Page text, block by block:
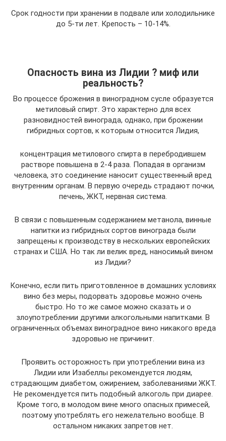
Срок годности при хранении в подвале или холодильнике
до 5-ти лет. Крепость – 10-14%.
Опасность вина из Лидии ? миф или
реальность?
Во процессе брожения в виноградном сусле образуется
метиловый спирт. Это характерно для всех
разновидностей винограда, однако, при брожении
гибридных сортов, к которым относится Лидия,
концентрация метилового спирта в перебродившем
растворе повышена в 2-4 раза. Попадая в организм
человека, это соединение наносит существенный вред
внутренним органам. В первую очередь страдают почки,
печень, ЖКТ, нервная система.
В связи с повышенным содержанием метанола, винные
напитки из гибридных сортов винограда были
запрещены к производству в нескольких европейских
странах и США. Но так ли велик вред, наносимый вином
из Лидии?
Конечно, если пить приготовленное в домашних условиях
вино без меры, подорвать здоровье можно очень
быстро. Но то же самое можно сказать и о
злоупотреблении другими алкогольными напитками. В
ограниченных объемах виноградное вино никакого вреда
здоровью не причинит.
Проявить осторожность при употреблении вина из
Лидии или Изабеллы рекомендуется людям,
страдающим диабетом, ожирением, заболеваниями ЖКТ.
Не рекомендуется пить подобный алкоголь при диарее.
Кроме того, в молодом вине много опасных примесей,
поэтому употреблять его нежелательно вообще. В
остальном никаких запретов нет.